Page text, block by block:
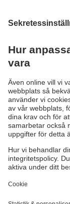
IO-Link -
ställdon
Hållbarhet
Regler och villkor
Garantipolicy